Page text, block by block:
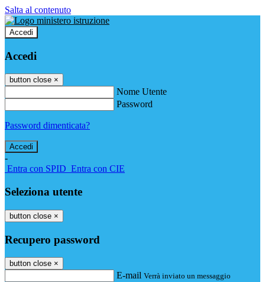
Salta al contenuto
Accedi
Accedi
button close ×
Nome Utente
Password
Password dimenticata?
-
Entra con SPID Entra con CIE
Seleziona utente
button close ×
Recupero password
button close ×
E-mail Verrà inviato un messaggio